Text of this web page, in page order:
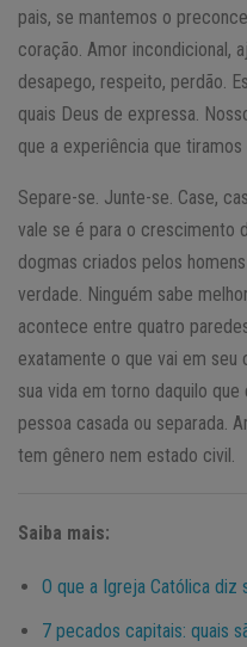
pais, se mantemos o
coração. Amor incondicional,
desapego, respeito, perdão.
quais Deus de expressa.
que a experiência que tiramos
Separe-se. Junte-se. Case,
vale se é para o crescimento
dogmas criados pelos
verdade. Ninguém sabe
acontece entre quatro
exatamente o que vai em seu
sua vida em torno daquilo
pessoa casada ou separada.
tem gênero nem estado civil.
Saiba mais:
O que a Igreja Católica diz
7 pecados capitais: quais